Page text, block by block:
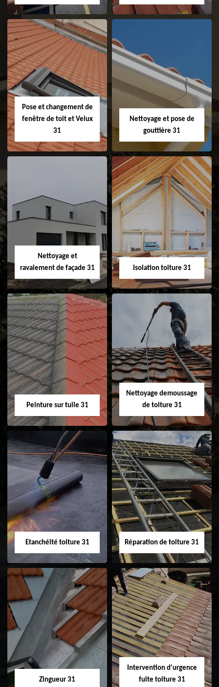
Couvreur 31
Etanchéité de
faitage et faitière
31
Pose et changement de
fenêtre de toit et Velux
31
Pose et
changement de
fenêtre de toit et
Velux 31
Nettoyage et pose de
gouttière 31
Nettoyage et pose
Nettoyage et
ravalement de façade 31
Nettoyage et
ravalement de
façade 31
Isolation toiture 31
Isolation toiture 31
Peinture sur tuile 31
Peinture sur tuile
31
Nettoyage demoussage
de toiture 31
Nettoyage
demoussage de
toiture 31
Etanchéité toiture 31
Etanchéité toiture
31
Réparation de toiture 31
Réparation de
toiture 31
Zingueur 31
Intervention d'urgence
fuite toiture 31